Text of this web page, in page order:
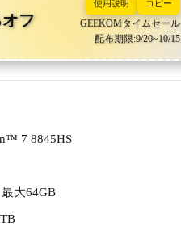
フ
使用説明 コピー
GEEKOMタイムセール
配布期限:9/20~10/15
7 8845HS
大64GB